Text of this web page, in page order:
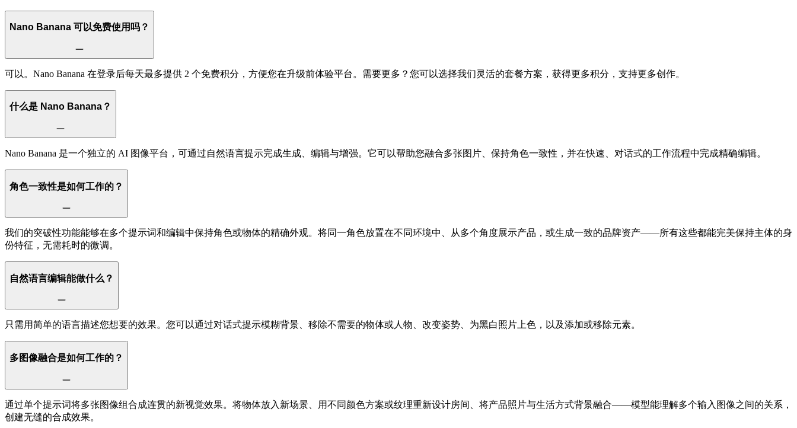
Nano Banana 可以免费使用吗？
可以。Nano Banana 在登录后每天最多提供 2 个免费积分，方便您在升级前体验平台。需要更多？您可以选择我们灵活的套餐方案，获得更多积分，支持更多创作。
什么是 Nano Banana？
Nano Banana 是一个独立的 AI 图像平台，可通过自然语言提示完成生成、编辑与增强。它可以帮助您融合多张图片、保持角色一致性，并在快速、对话式的工作流程中完成精确编辑。
角色一致性是如何工作的？
我们的突破性功能能够在多个提示词和编辑中保持角色或物体的精确外观。将同一角色放置在不同环境中、从多个角度展示产品，或生成一致的品牌资产——所有这些都能完美保持主体的身
份特征，无需耗时的微调。
自然语言编辑能做什么？
只需用简单的语言描述您想要的效果。您可以通过对话式提示模糊背景、移除不需要的物体或人物、改变姿势、为黑白照片上色，以及添加或移除元素。
多图像融合是如何工作的？
通过单个提示词将多张图像组合成连贯的新视觉效果。将物体放入新场景、用不同颜色方案或纹理重新设计房间、将产品照片与生活方式背景融合——模型能理解多个输入图像之间的关系，
创建无缝的合成效果。